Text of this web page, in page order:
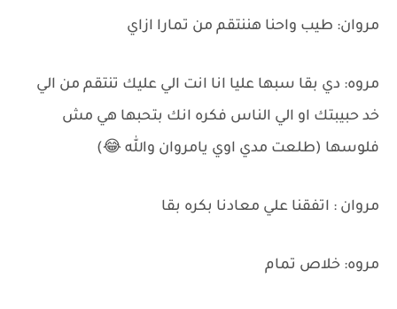
مروان: طيب واحنا هننتقم من تمارا ازاي
مروه: دي بقا سبها عليا انا انت الي عليك تنتقم من الي
خد حبيبتك او الي الناس فكره انك بتحبها هي مش
فلوسها (طلعت مدي اوي يامروان والله 😂)
مروان : اتفقنا علي معادنا بكره بقا
مروه: خلاص تمام